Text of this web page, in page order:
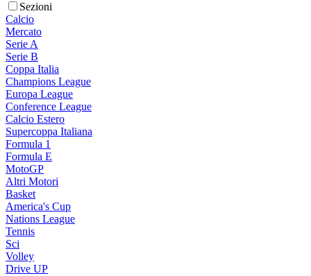
Sezioni
Calcio
Mercato
Serie A
Serie B
Coppa Italia
Champions League
Europa League
Conference League
Calcio Estero
Supercoppa Italiana
Formula 1
Formula E
MotoGP
Altri Motori
Basket
America's Cup
Nations League
Tennis
Sci
Volley
Drive UP